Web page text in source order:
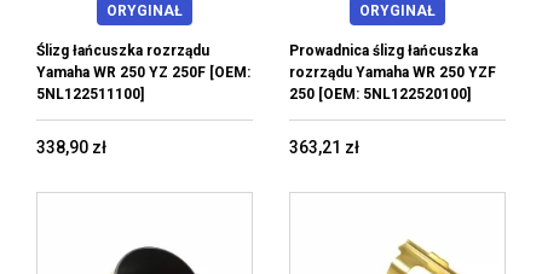
ORYGINAŁ
Ślizg łańcuszka rozrządu
Yamaha WR 250 YZ 250F [OEM:
5NL122511100]
338,90 zł
ORYGINAŁ
Prowadnica ślizg łańcuszka
rozrządu Yamaha WR 250 YZF
250 [OEM: 5NL122520100]
363,21 zł